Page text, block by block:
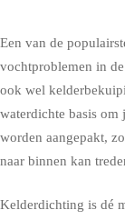
Een van de
vochtproblemen in
ook wel
waterdichte basis om
worden aangepakt,
naar binnen kan
Kelderdichting is dé